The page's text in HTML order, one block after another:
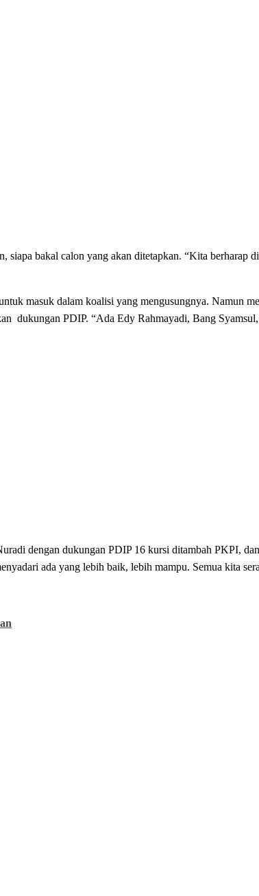
siapa bakal calon yang akan ditetapkan. “Kita berharap
masuk dalam koalisi yang mengusungnya. Namun
dukungan PDIP. “Ada Edy Rahmayadi, Bang
dengan dukungan PDIP 16 kursi ditambah PKPI,
ada yang lebih baik, lebih mampu. Semua kita